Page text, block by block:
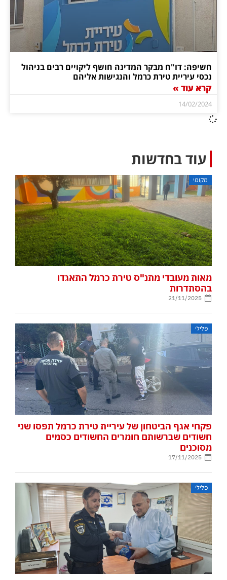
חשיפה: דו"ח מבקר המדינה חושף ליקויים רבים בניהול
נכסי עיריית טירת כרמל והנגישות אליהם
קרא עוד »
14/02/2024
עוד בחדשות
מקומי
מאות מעובדי מתנ"ס טירת כרמל התאגדו
בהסתדרות
21/11/2025
פלילי
פקחי אגף הביטחון של עיריית טירת כרמל תפסו שני
חשודים שברשותם חומרים החשודים כסמים
מסוכנים
17/11/2025
פלילי